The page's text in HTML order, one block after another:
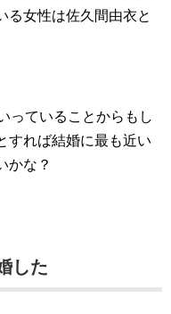
る女性は佐久間由衣と
っていることからもし
すれば結婚に最も近い
かな？
した